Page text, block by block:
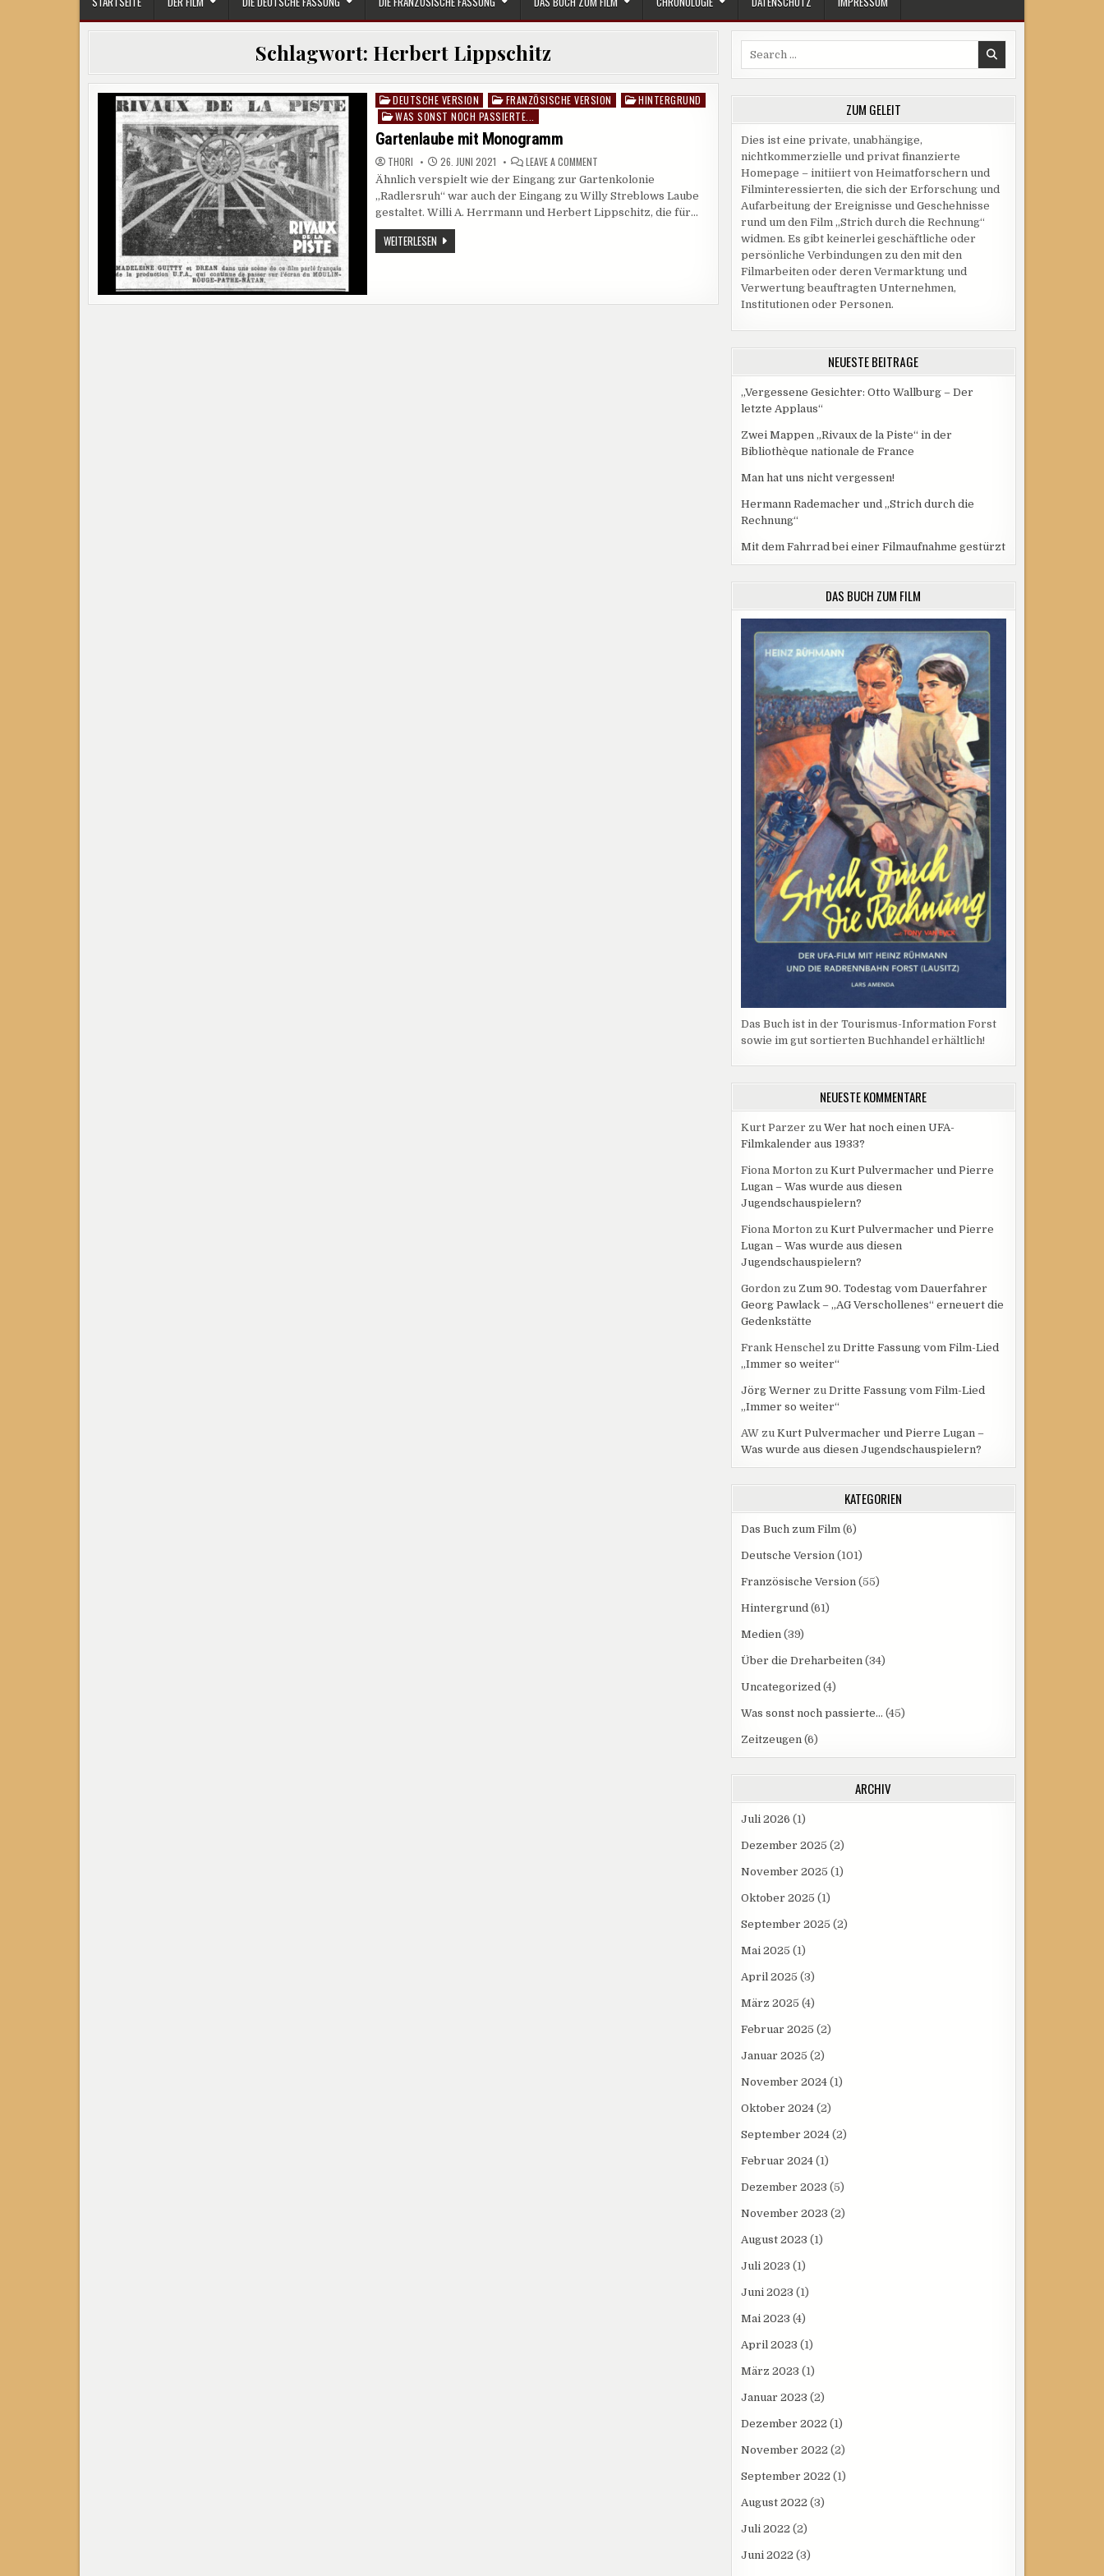
Schlagwort: Herbert Lippschitz
Posted
in
DEUTSCHE VERSION FRANZÖSISCHE VERSION
HINTERGRUND
WAS SONST NOCH PASSIERTE...
Gartenlaube mit Monogramm
THORI 26. JUNI 2021 LEAVE A COMMENTON
MIT
MONOGRAMM
Ähnlich verspielt wie der Eingang zur Gartenkolonie
„Radlersruh“ war auch der Eingang zu Willy Streblows Laube
gestaltet. Willi A. Herrmann und Herbert Lippschitz, die für…
WEITERLESENGARTENLAUBE
MIT
ZUM GELEIT
Dies ist eine private, unabhängige,
nichtkommerzielle und privat finanzierte
Homepage – initiiert von Heimatforschern und
Filminteressierten, die sich der Erforschung und
Aufarbeitung der Ereignisse und Geschehnisse
rund um den Film „Strich durch die Rechnung“
widmen. Es gibt keinerlei geschäftliche oder
persönliche Verbindungen zu den mit den
Filmarbeiten oder deren Vermarktung und
Verwertung beauftragten Unternehmen,
Institutionen oder Personen.
NEUESTE BEITRÄGE
„Vergessene Gesichter: Otto Wallburg – Der
letzte Applaus“
Zwei Mappen „Rivaux de la Piste“ in der
Bibliothèque nationale de France
Man hat uns nicht vergessen!
Hermann Rademacher und „Strich durch die
Rechnung“
Mit dem Fahrrad bei einer Filmaufnahme gestürzt
DAS BUCH ZUM FILM
Das Buch ist in der Tourismus-Information Forst
sowie im gut sortierten Buchhandel erhältlich!
NEUESTE KOMMENTARE
Kurt Parzer zu Wer hat noch einen UFA-
Filmkalender aus 1933?
Fiona Mortonzu Kurt Pulvermacher und Pierre
Lugan – Was wurde aus diesen
Jugendschauspielern?
Fiona Mortonzu Kurt Pulvermacher und Pierre
Lugan – Was wurde aus diesen
Jugendschauspielern?
Gordonzu Zum 90. Todestag vom Dauerfahrer
Georg Pawlack – „AG Verschollenes“ erneuert die
Gedenkstätte
Frank Henschelzu Dritte Fassung vom Film-Lied
„Immer so weiter“
Jörg Werner zu Dritte Fassung vom Film-Lied
„Immer so weiter“
AWzu Kurt Pulvermacher und Pierre Lugan –
Was wurde aus diesen Jugendschauspielern?
KATEGORIEN
Das Buch zum Film(6)
Deutsche Version(101)
Französische Version(55)
Hintergrund(61)
Medien(39)
Über die Dreharbeiten(34)
Uncategorized(4)
Was sonst noch passierte… (45)
Zeitzeugen(6)
ARCHIV
Juli 2026 (1)
Dezember 2025 (2)
November 2025 (1)
Oktober 2025 (1)
September 2025 (2)
Mai 2025 (1)
April 2025 (3)
März 2025 (4)
Februar 2025 (2)
Januar 2025 (2)
November 2024(1)
Oktober 2024(2)
September 2024(2)
Februar 2024(1)
Dezember 2023 (5)
November 2023 (2)
August 2023 (1)
Juli 2023 (1)
Juni 2023 (1)
Mai 2023 (4)
April 2023 (1)
März 2023 (1)
Januar 2023 (2)
Dezember 2022 (1)
November 2022 (2)
September 2022 (1)
August 2022 (3)
Juli 2022 (2)
Juni 2022 (3)